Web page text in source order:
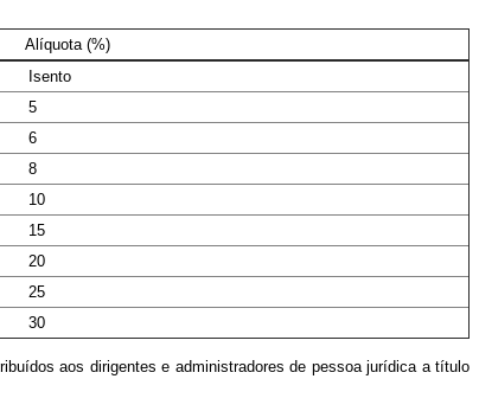
Alíquota (%)
Isento
5
6
8
10
15
20
25
30
aos dirigentes e administradores de pessoa jurídica a título